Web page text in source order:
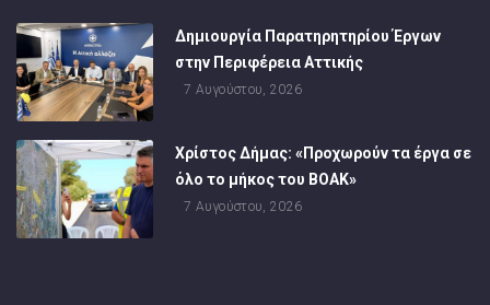
Δημιουργία Παρατηρητηρίου Έργων
στην Περιφέρεια Αττικής
7 Αυγούστου, 2026
Χρίστος Δήμας: «Προχωρούν τα έργα σε
όλο το μήκος του ΒΟΑΚ»
7 Αυγούστου, 2026